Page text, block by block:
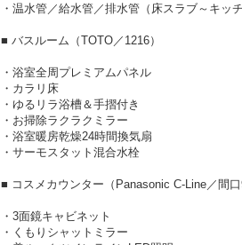
・温水管／給水管／排水管（床スラブ～キッ
■ バスルーム（TOTO／1216）
・浴室全周プレミアムパネル
・カラリ床
・ゆるリラ浴槽＆手摺付き
・お掃除ラクラクミラー
・浴室暖房乾燥24時間換気扇
・サーモスタット混合水栓
■ コスメカウンター（Panasonic C-Line／間口
・3面鏡キャビネット
・くもりシャットミラー